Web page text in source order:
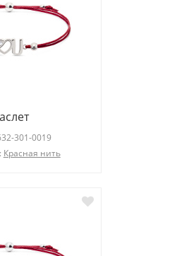
301-0019
Красная нить